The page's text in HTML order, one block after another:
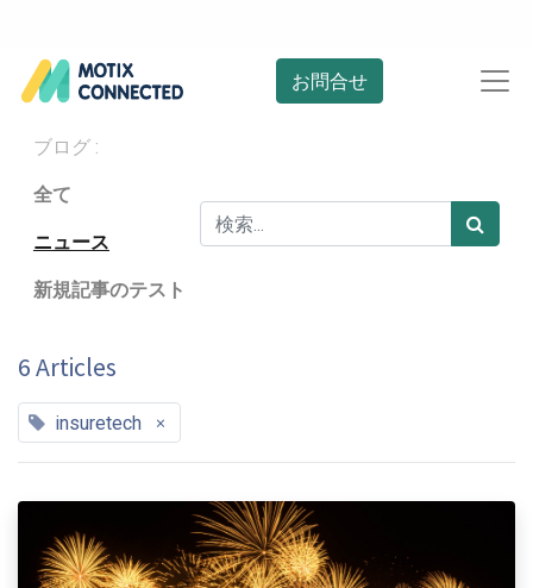
お問合せ
ブログ :
全て
ニュース
新規記事のテスト
6 Articles
insuretech ×